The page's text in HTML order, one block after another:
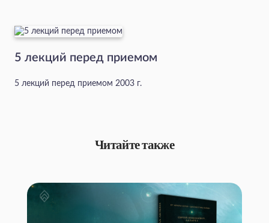
5 лекций перед приемом
5 лекций перед приемом 2003 г.
Читайте также